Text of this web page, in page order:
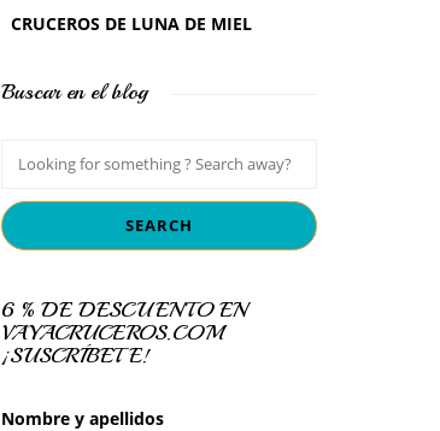
CRUCEROS DE LUNA DE MIEL
Buscar en el blog
6 % DE DESCUENTO EN
VAYACRUCEROS.COM
¡SUSCRÍBETE!
Nombre y apellidos